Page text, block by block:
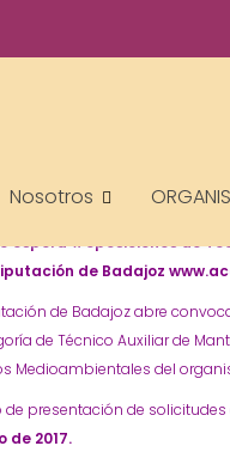
Nosotrosde Equipos
espera #oposiciones de
de Badajoz
de Badajoz abre
de Técnico Auxiliar de
Medioambientales del
de presentación de
de 2017.